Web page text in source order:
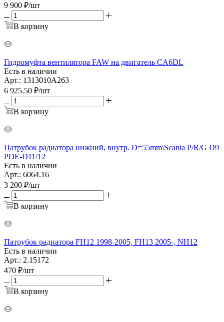
9 900 ₽/шт
В корзину
Гидромуфта вентилятора FAW на двигатель CA6DL
Есть в наличии
Арт.: 1313010A263
6 925.50 ₽/шт
В корзину
Патрубок радиатора нижний, внутр. D=55mm\Scania P/R/G D9
PDE-D11/12
Есть в наличии
Арт.: 6064.16
3 200 ₽/шт
В корзину
Патрубок радиатора FH12 1998-2005, FH13 2005-, NH12
Есть в наличии
Арт.: 2.15172
470 ₽/шт
В корзину